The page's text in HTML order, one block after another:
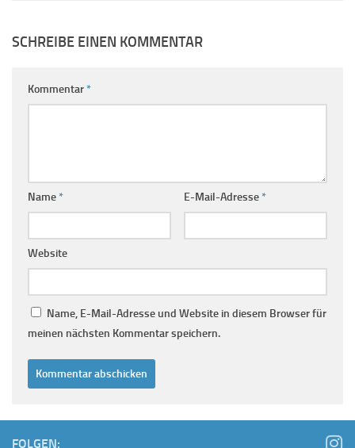
SCHREIBE EINEN KOMMENTAR
Kommentar*
Name* E-Mail-Adresse*
Website
Name, E-Mail-Adresse und Website in diesem Browser für
meinen nächsten Kommentar speichern.
FOLGEN: